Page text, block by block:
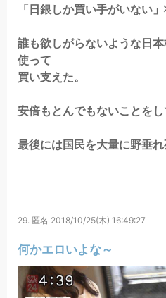
「日銀しか買い手がいない
誰も欲しがらないような日
使って
買い支えた。
安倍もとんでもないことをし
最後には国民を大量に野垂れ
29. 匿名 2018/10/25(木) 16:49:27
何かエロいよな～